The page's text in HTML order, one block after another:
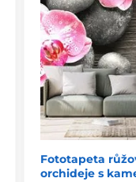
k životnímu
obav umístit do
při výrobě splňují
VOC a
Fototapeta
orchideje s